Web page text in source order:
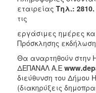
ΑΝΘΕΚΤΙΚΗ
ΠΟΛΗεταιρείας Τηλ.: 2810.
τις
εργάσιμες ημέρες
Πρόσκλησης
Θα αναρτηθούν στην
ΔΕΠΑΝΑΛ Α.Ε
διεύθυνση του Δήμου
(διακηρύξεις